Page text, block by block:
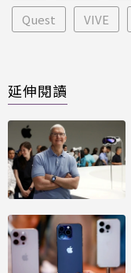
Quest VIVE
延伸閱讀